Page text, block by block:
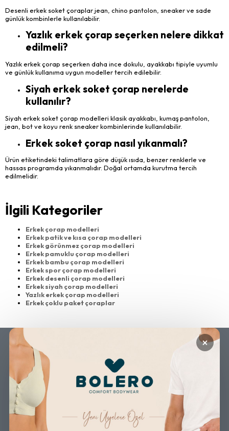
Desenli erkek soket çoraplar jean, chino pantolon, sneaker ve sade
günlük kombinlerle kullanılabilir.
Yazlık erkek çorap seçerken nelere dikkat
edilmeli?
Yazlık erkek çorap seçerken daha ince dokulu, ayakkabı tipiyle uyumlu
ve günlük kullanıma uygun modeller tercih edilebilir.
Siyah erkek soket çorap nerelerde
kullanılır?
Siyah erkek soket çorap modelleri klasik ayakkabı, kumaş pantolon,
jean, bot ve koyu renk sneaker kombinlerinde kullanılabilir.
Erkek soket çorap nasıl yıkanmalı?
Ürün etiketindeki talimatlara göre düşük ısıda, benzer renklerle ve
hassas programda yıkanmalıdır. Doğal ortamda kurutma tercih
edilmelidir.
İlgili Kategoriler
Erkek çorap modelleri
Erkek patik ve kısa çorap modelleri
Erkek görünmez çorap modelleri
Erkek pamuklu çorap modelleri
Erkek bambu çorap modelleri
Erkek spor çorap modelleri
Erkek desenli çorap modelleri
Erkek siyah çorap modelleri
Yazlık erkek çorap modelleri
Erkek çoklu paket çoraplar
ÜCRETSİZ KARGO GÜVENLİ ALIŞVERİŞ
×